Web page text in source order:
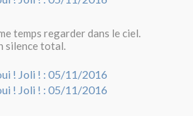
temps regarder dans le ciel.
silence total.